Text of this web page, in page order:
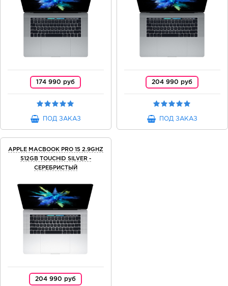
174 990 руб
ПОД ЗАКАЗ
204 990 руб
ПОД ЗАКАЗ
APPLE MACBOOK PRO 15 2.9GHZ
512GB TOUCHID SILVER -
СЕРЕБРИСТЫЙ
204 990 руб